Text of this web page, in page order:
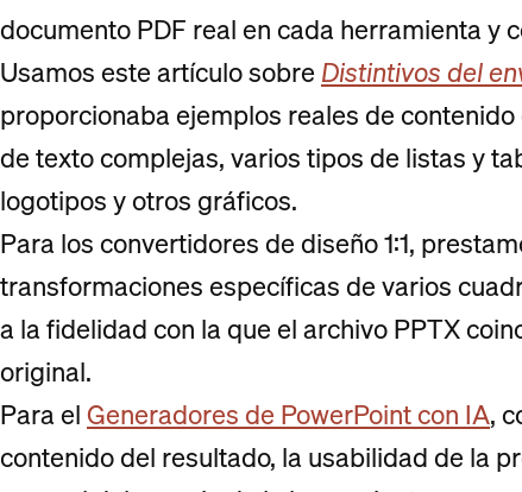
documento PDF real en cada herramienta y
Usamos este artículo sobre Distintivos del
proporcionaba ejemplos reales de
de texto complejas, varios tipos de listas y
logotipos y otros gráficos.
Para los convertidores de diseño 1:1,
transformaciones específicas de varios
a la fidelidad con la que el archivo PPTX
original.
Para elGeneradores de PowerPoint con IA,
contenido del resultado, la usabilidad de la